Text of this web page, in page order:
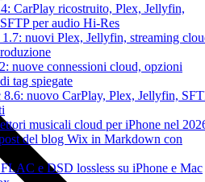
CarPlay ricostruito, Plex, Jellyfin,
per audio Hi-Res
nuovi Plex, Jellyfin, streaming
nuove connessioni cloud, opzioni
tag spiegate
8.6: nuovo CarPlay, Plex, Jellyfin,
musicali cloud per iPhone nel
del blog Wix in Markdown con
e DSD lossless su iPhone e Mac